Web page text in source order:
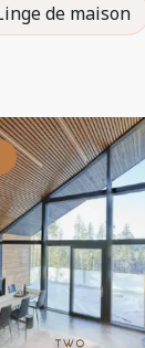
de maison